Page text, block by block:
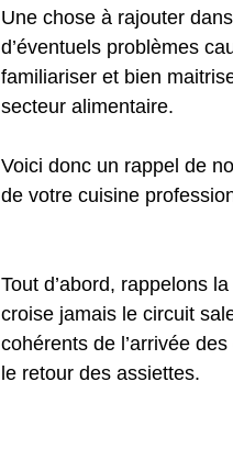
Une chose à rajouter
d’éventuels problèmes
familiariser et bien
secteur alimentaire.
Voici donc un rappel de
de votre cuisine
Tout d’abord, rappelons
croise jamais le circuit
cohérents de l’arrivée
le retour des assiettes.